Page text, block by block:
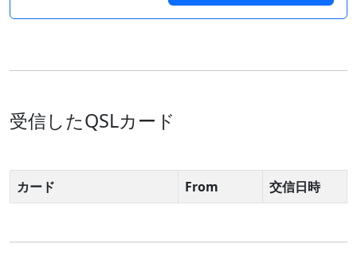
受信したQSLカード
カード From 交信日時